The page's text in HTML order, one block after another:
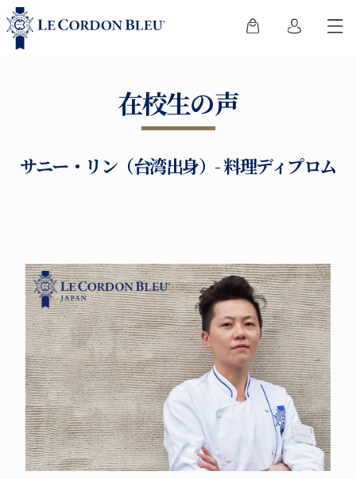
在校生の声
サニー・リン（台湾出身）- 料理ディプロム